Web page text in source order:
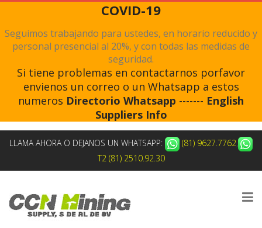
COVID-19
Seguimos trabajando para ustedes, en horario reducido y
personal presencial al 20%, y con todas las medidas de
seguridad.
Si tiene problemas en contactarnos porfavor
envienos un correo o un Whatsapp a estos
numeros Directorio Whatsapp ------- English
Suppliers Info
LLAMA AHORA O DEJANOS UN WHATSAPP: (81) 9627.7762,
T2 (81) 2510.92.30